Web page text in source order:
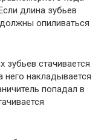
длина зубьев
опиливаться
зубьев стачивается
него накладывается
попадал в